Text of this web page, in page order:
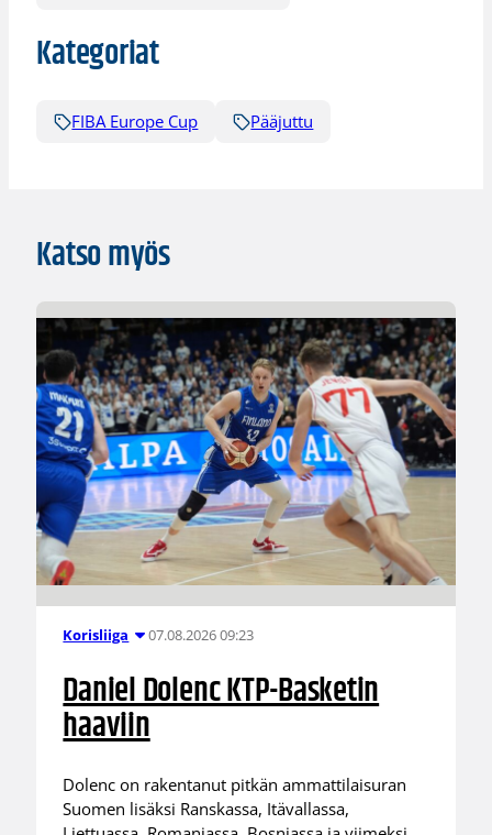
Kategoriat
FIBA Europe Cup Pääjuttu
Katso myös
Korisliiga 07.08.2026 09:23
Daniel Dolenc KTP-Basketin
haaviin
Dolenc on rakentanut pitkän ammattilaisuran
Suomen lisäksi Ranskassa, Itävallassa,